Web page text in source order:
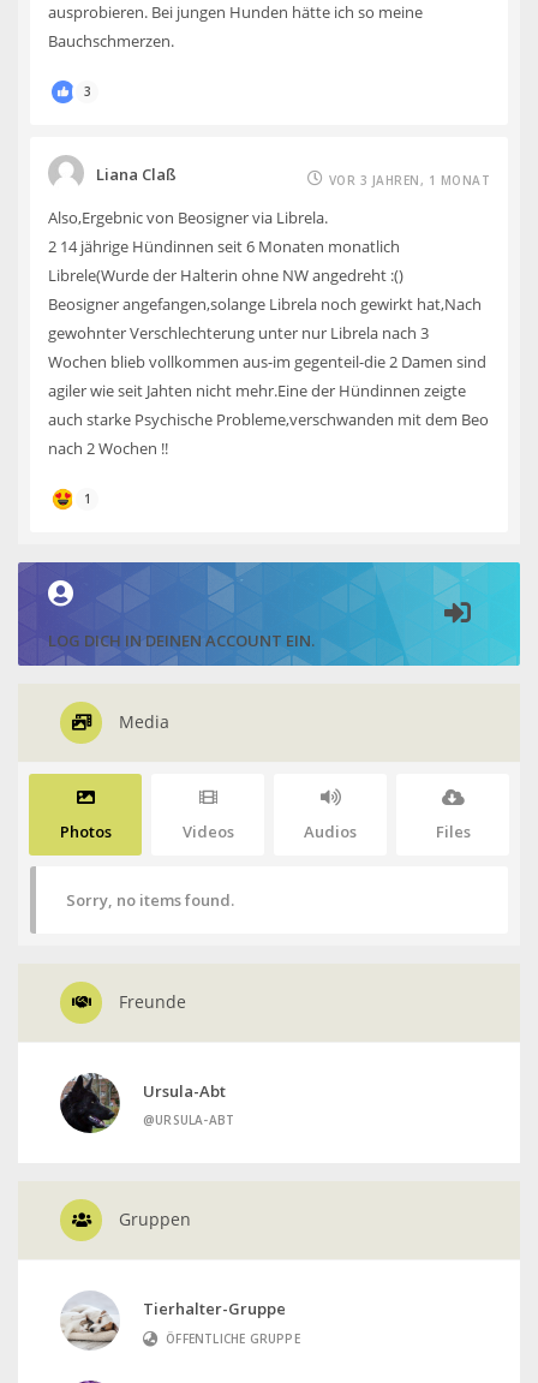
ausprobieren. Bei jungen Hunden hätte ich so meine
Bauchschmerzen.
3
Liana Claß VOR 3 JAHREN, 1 MONAT
Also,Ergebnic von Beosigner via Librela.
2 14 jährige Hündinnen seit 6 Monaten monatlich
Librele(Wurde der Halterin ohne NW angedreht :()
Beosigner angefangen,solange Librela noch gewirkt hat,Nach
gewohnter Verschlechterung unter nur Librela nach 3
Wochen blieb vollkommen aus-im gegenteil-die 2 Damen sind
agiler wie seit Jahten nicht mehr.Eine der Hündinnen zeigte
auch starke Psychische Probleme,verschwanden mit dem Beo
nach 2 Wochen !!
1
LOG DICH IN DEINEN ACCOUNT EIN.
Media
Photos Videos Audios Files
Sorry, no items found.
Freunde
Ursula-Abt
@URSULA-ABT
Gruppen
Tierhalter-Gruppe
ÖFFENTLICHE GRUPPE